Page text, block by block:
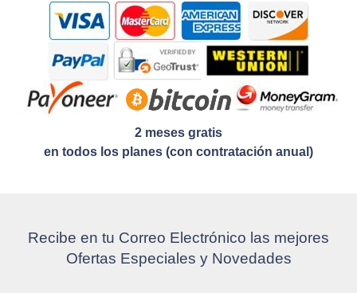
2 meses gratis
en todos los planes (con contratación anual)
Recibe en tu Correo Electrónico las mejores
Ofertas Especiales y Novedades